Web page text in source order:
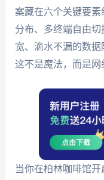
案藏在六个关键要
分布、多终端自由
宽、滴水不漏的数据
这不是魔法，而是网
当你在柏林咖啡馆